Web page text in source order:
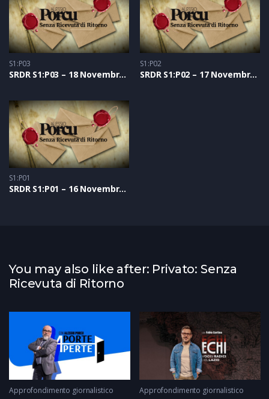
S1:P03
SRDR S1:P03 – 18 Novembre 2020
S1:P02
SRDR S1:P02 – 17 Novembre 2020
S1:P01
SRDR S1:P01 – 16 Novembre 2020
You may also like after: Privato: Senza
Ricevuta di Ritorno
Approfondimento giornalistico Approfondimento giornalistico